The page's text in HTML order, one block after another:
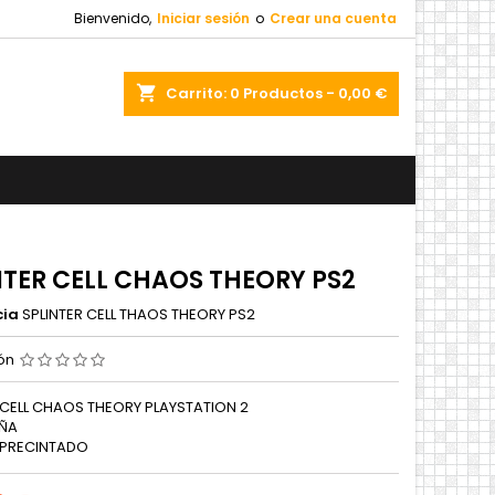
Bienvenido, Iniciar sesión o Crear una cuenta
shopping_cart Carrito: 0 Productos - 0,00 €
CELL CHAOS THEORY PS2
SPLINTER CELL THAOS THEORY PS2
CHAOS THEORY PLAYSTATION 2